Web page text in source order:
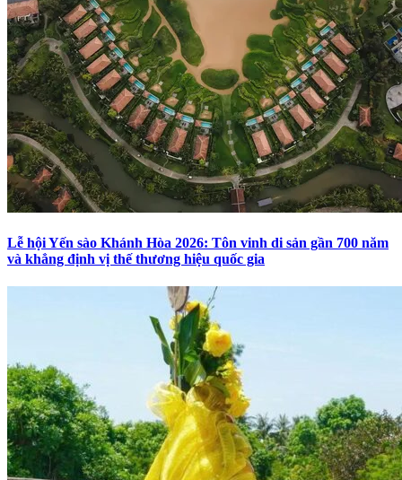
Lễ hội Yến sào Khánh Hòa 2026: Tôn vinh di sản gần 700 năm
và khẳng định vị thế thương hiệu quốc gia